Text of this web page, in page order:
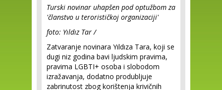
Turski novinar uhapšen pod optužbom za
'članstvo u terorističkoj organizaciji'
foto: Yıldız Tar /
Zatvaranje novinara Yıldıza Tara, koji se
dugi niz godina bavi ljudskim pravima,
pravima LGBTI+ osoba i slobodom
izražavanja, dodatno produbljuje
zabrinutost zbog korištenja krivičnih